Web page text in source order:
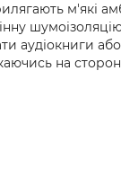
м'які
аудіокниги
на